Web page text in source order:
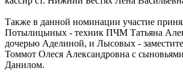
Также в данной номинации участие
Потылицыных - техник ПЧМ Татьяна
дочерью Аделиной, и Лысовых -
Томмот Олеся Александровна с
Данилом.